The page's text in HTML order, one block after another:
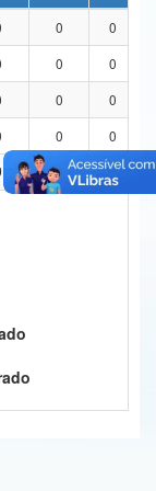
0 0
0 0
0 0
0 0
0 0